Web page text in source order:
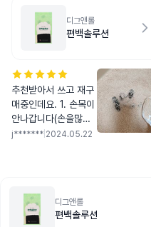
치고 하길래 화장실이
맘에 안든다는걸 깨달
고민했었어요. 카사바,
벤토, 믹스 등등... 그
런데 저희집 강아지가
몬트라움 배변패드를
몇년째 정착해서 잘쓰
결론은 역시 몬트라움
이다!!! 하는 생각이 드
네요. 일단 실험삼아
디그앤롤
편백솔루션
추천받아서 쓰고 재구
매중인데요. 1. 손목이
안나갑니다(손을많이
쓰는직업이라, 매일하
취력 차이가 현저히 납
니다. 3.먼지, 가루가
j******* 2024.05.22
디그앤롤
편백솔루션